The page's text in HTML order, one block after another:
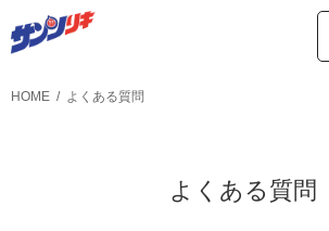
ロ
HOME よくある質問
よくある質問